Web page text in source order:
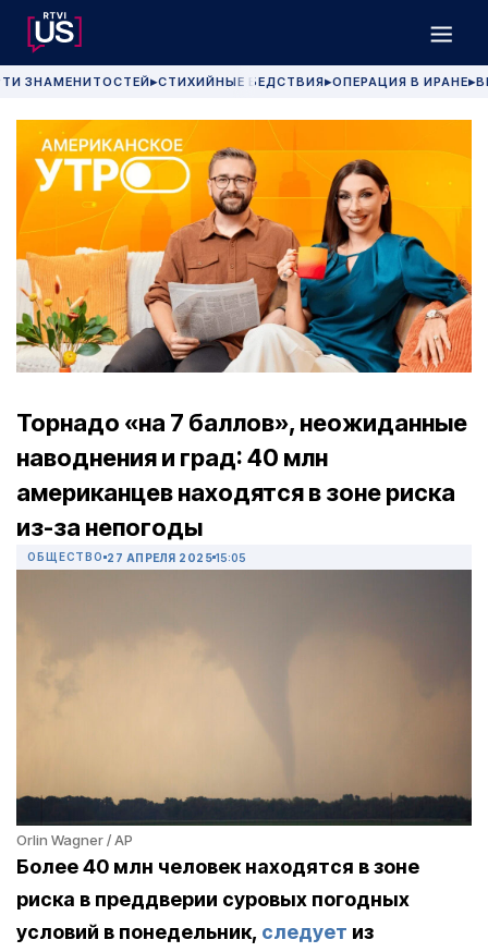
ЗНАМЕНИТОСТЕЙ▶СТИХИЙНЫЕ БЕДСТВИЯ▶ОПЕРАЦИЯ В ИРАНЕ▶
Торнадо «на 7 баллов», неожиданные
наводнения и град: 40 млн
американцев находятся в зоне риска
из-за непогоды
ОБЩЕСТВО 27 АПРЕЛЯ 2025 15:05
Orlin Wagner / AP
Более 40 млн человек находятся в зоне
риска в преддверии суровых погодных
условий в понедельник, следует из